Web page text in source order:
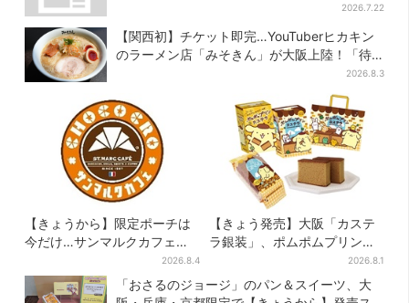
2026.7.22
【関西初】チケット即完…YouTuberヒカキン
のラーメン店「みそきん」が大阪上陸！「待
2026.8.3
【きょうから】限定ポーチは
今だけ…サンマルクカフェ初
の「夏福袋」、実質無料でレ
アグッズが手に入る
2026.8.4
【きょう発売】大阪「カステ
ラ銀装」、ポムポムプリンと
初コラボ 紙袋まで限定デザ
インに
2026.8.1
「おさるのジョージ」のパン＆スイーツ、大